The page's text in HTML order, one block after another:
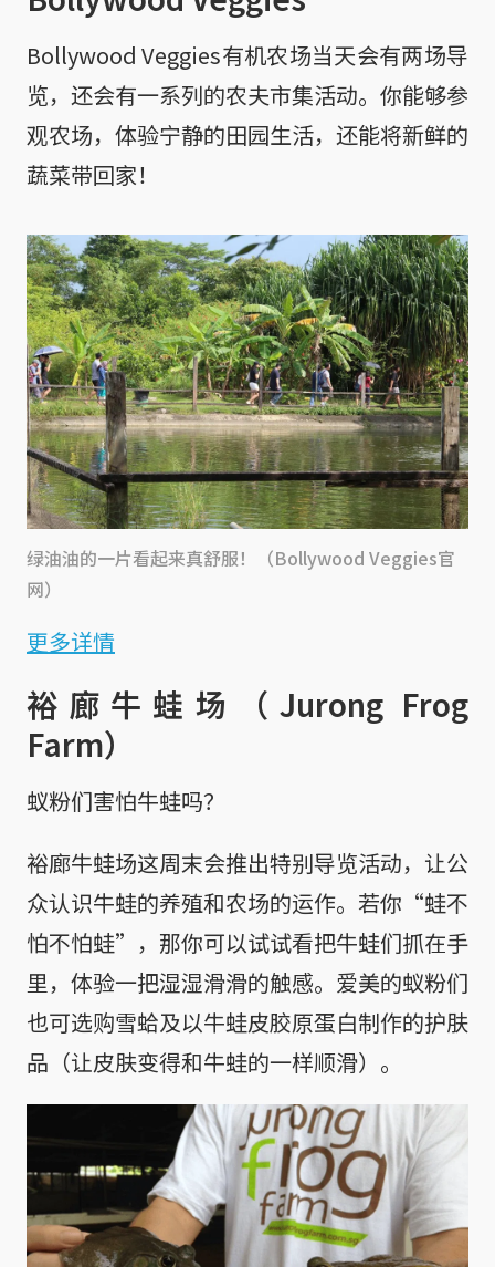
Bollywood Veggies有机农场当天会有两场导
览，还会有一系列的农夫市集活动。你能够参
观农场，体验宁静的田园生活，还能将新鲜的
蔬菜带回家！
绿油油的一片看起来真舒服！（Bollywood Veggies官
网）
更多详情
裕廊牛蛙场（Jurong Frog
Farm）
蚁粉们害怕牛蛙吗？
裕廊牛蛙场这周末会推出特别导览活动，让公
众认识牛蛙的养殖和农场的运作。若你“蛙不
怕不怕蛙”，那你可以试试看把牛蛙们抓在手
里，体验一把湿湿滑滑的触感。爱美的蚁粉们
也可选购雪蛤及以牛蛙皮胶原蛋白制作的护肤
品（让皮肤变得和牛蛙的一样顺滑）。